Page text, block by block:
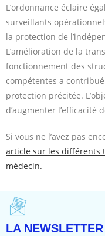
L’ordonnance éclaire
surveillants
la protection de
L’amélioration de la
fonctionnement des
compétentes a
protection précitée.
d’augmenter l’efficacité
Si vous ne l’avez pas
article sur les différents
médecin.
LA NEWSLETTER